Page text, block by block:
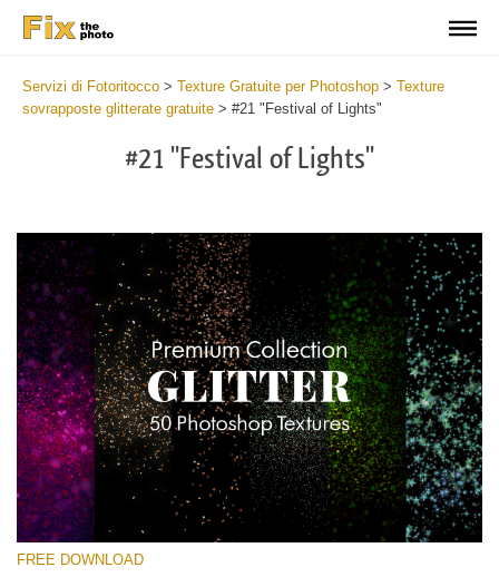
Servizi di Fotoritocco > Texture Gratuite per Photoshop > Texture
sovrapposte glitterate gratuite > #21 "Festival of Lights"
#21 "Festival of Lights"
Si prega di Selezionare
FREE DOWNLOAD